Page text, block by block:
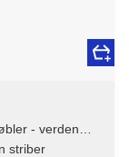
- verdens
striber